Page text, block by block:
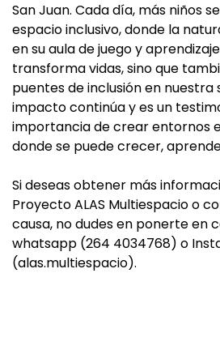
San Juan. Cada día, más niños
espacio inclusivo, donde la
en su aula de juego y
transforma vidas, sino que
puentes de inclusión en nuestra
impacto continúa y es un
importancia de crear entornos
donde se puede crecer,
Si deseas obtener más
Proyecto ALAS Multiespacio o
causa, no dudes en ponerte en
whatsapp (264 4034768) o
(alas.multiespacio).